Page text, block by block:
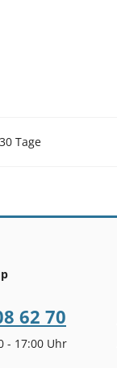
Tage
62 70
- 17:00 Uhr